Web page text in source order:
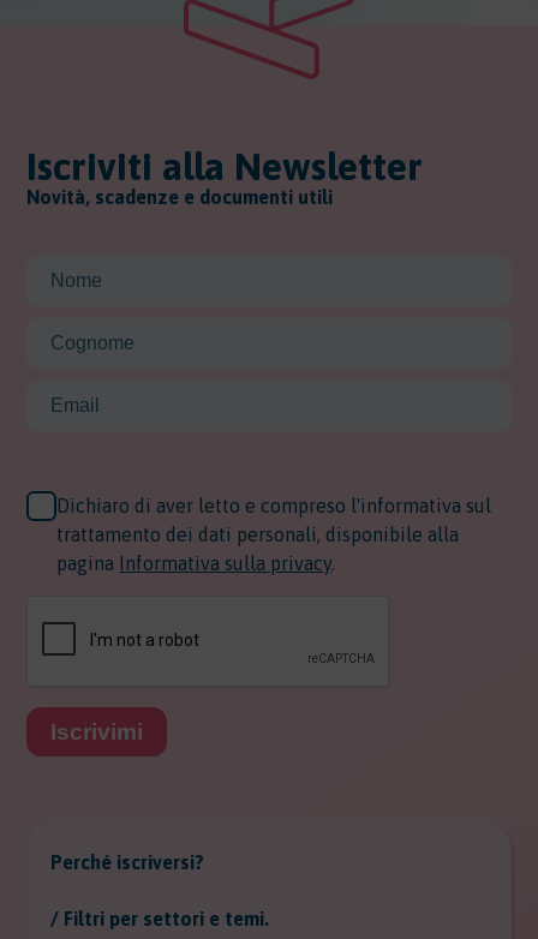
Iscriviti alla Newsletter
Novità, scadenze e documenti utili
Dichiaro di aver letto e compreso l'informativa sul
trattamento dei dati personali, disponibile alla
pagina Informativa sulla privacy.
Iscrivimi
Perché iscriversi?
/ Filtri per settori e temi.